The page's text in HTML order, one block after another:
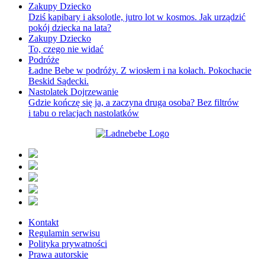
Zakupy Dziecko
Dziś kapibary i aksolotle, jutro lot w kosmos. Jak urządzić
pokój dziecka na lata?
Zakupy Dziecko
To, czego nie widać
Podróże
Ładne Bebe w podróży. Z wiosłem i na kołach. Pokochacie
Beskid Sądecki.
Nastolatek Dojrzewanie
Gdzie kończę się ja, a zaczyna druga osoba? Bez filtrów
i tabu o relacjach nastolatków
Kontakt
Regulamin serwisu
Polityka prywatności
Prawa autorskie